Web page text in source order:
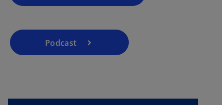
Podcast